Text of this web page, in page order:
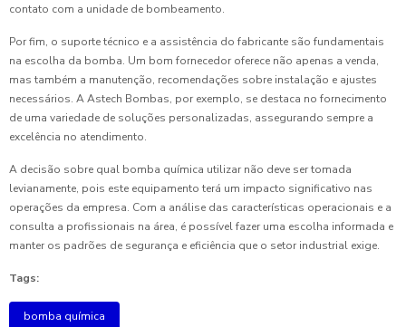
contato com a unidade de bombeamento.
Por fim, o suporte técnico e a assistência do fabricante são fundamentais
na escolha da bomba. Um bom fornecedor oferece não apenas a venda,
mas também a manutenção, recomendações sobre instalação e ajustes
necessários. A Astech Bombas, por exemplo, se destaca no fornecimento
de uma variedade de soluções personalizadas, assegurando sempre a
excelência no atendimento.
A decisão sobre qual bomba química utilizar não deve ser tomada
levianamente, pois este equipamento terá um impacto significativo nas
operações da empresa. Com a análise das características operacionais e a
consulta a profissionais na área, é possível fazer uma escolha informada e
manter os padrões de segurança e eficiência que o setor industrial exige.
Tags:
bomba química